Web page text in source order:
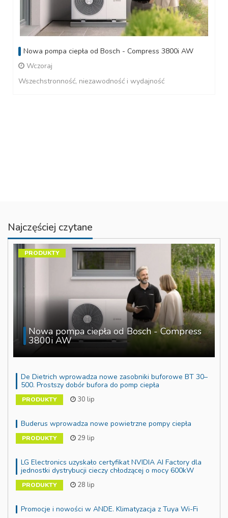
Nowa pompa ciepła od Bosch - Compress 3800i AW
Wczoraj
Wszechstronność, niezawodność i wydajność
Najczęściej czytane
Nowa pompa ciepła od Bosch - Compress
3800i AW
PRODUKTY
De Dietrich wprowadza nowe zasobniki buforowe BT 30–
500. Prostszy dobór bufora do pomp ciepła
PRODUKTY 30 lip
Buderus wprowadza nowe powietrzne pompy ciepła
PRODUKTY 29 lip
LG Electronics uzyskało certyfikat NVIDIA AI Factory dla
jednostki dystrybucji cieczy chłodzącej o mocy 600kW
PRODUKTY 28 lip
Promocje i nowości w ANDE. Klimatyzacja z Tuya Wi-Fi